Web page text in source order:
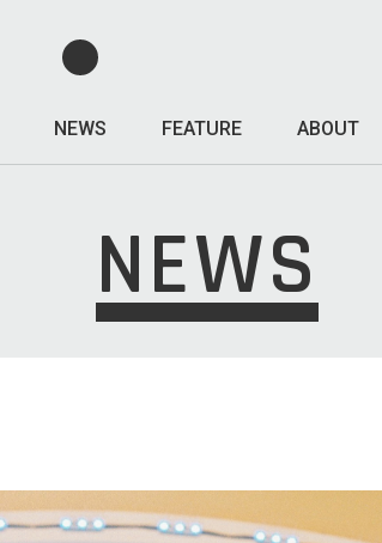
NEWS FEATURE ABOUT
NEWS